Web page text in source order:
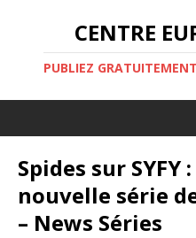
CENTRE
PUBLIEZ
Spides sur SYFY
nouvelle série
– News Séries